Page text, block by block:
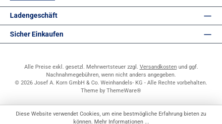
Ladengeschäft
Sicher Einkaufen
Alle Preise exkl. gesetzl. Mehrwertsteuer zzgl. Versandkostenund ggf.
Nachnahmegebühren, wenn nicht anders angegeben.
© 2026 Josef A. Korn GmbH & Co. Weinhandels- KG - Alle Rechte vorbehalten.
Theme by ThemeWare®
Diese Website verwendet Cookies, um eine bestmögliche Erfahrung bieten zu
können. Mehr Informationen ...